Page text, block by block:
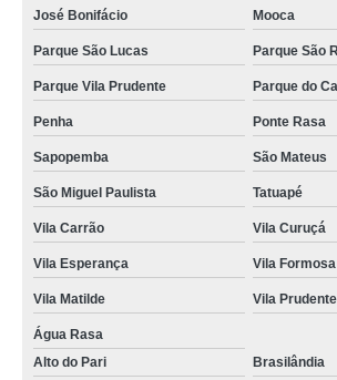
panetones trufados bauducco São Carlos
panetones trufados artesanal São Domingos
preço de panetone trufado gourmet Jardim América
empresa de panetone trufado caseiro Ponte Rasa
panetone trufado barato Amparo
empresa de panetone trufado de chocolate Perus
panetone trufado decorado preço Jardim Europa
José Bonifácio Mooca
Parque São Lucas Parque São
Parque Vila Prudente Parque do
Penha Ponte Rasa
Sapopemba São Mateus
São Miguel Paulista Tatuapé
Vila Carrão Vila Curuçá
Vila Esperança Vila Formosa
Vila Matilde Vila Prudente
Água Rasa
Alto do Pari
Brasilândia